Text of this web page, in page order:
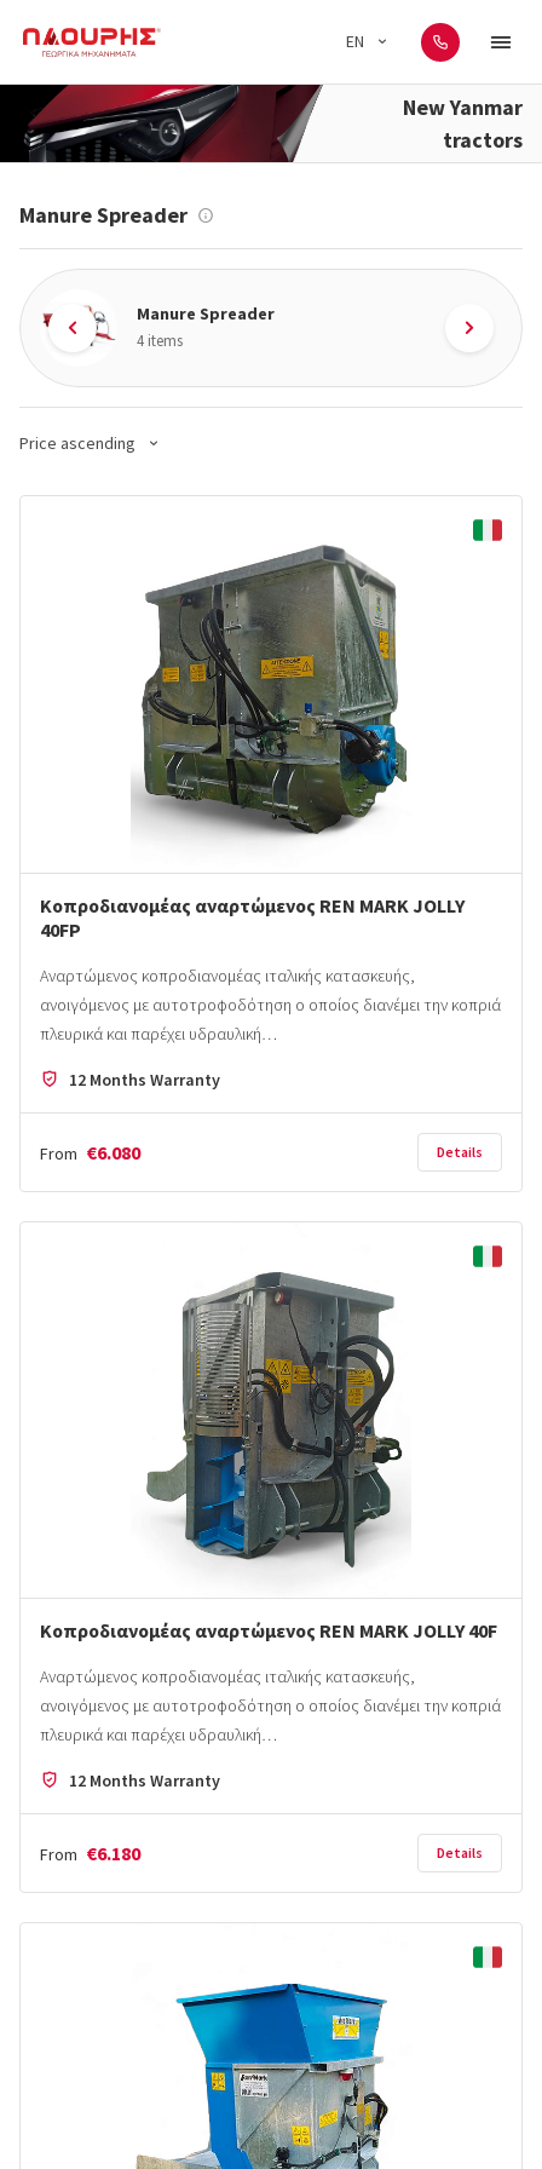
EN
New Yanmar
tractors
Manure Spreader
Manure Spreader
4 items
Price ascending
Κοπροδιανομέας αναρτώμενος REN MARK JOLLY
40FP
Αναρτώμενος κοπροδιανομέας ιταλικής κατασκευής,
ανοιγόμενος με αυτοτροφοδότηση ο οποίος διανέμει την κοπριά
πλευρικά και παρέχει υδραυλική…
12 Months Warranty
From €6.080 Details
Κοπροδιανομέας αναρτώμενος REN MARK JOLLY 40F
Αναρτώμενος κοπροδιανομέας ιταλικής κατασκευής,
ανοιγόμενος με αυτοτροφοδότηση ο οποίος διανέμει την κοπριά
πλευρικά και παρέχει υδραυλική…
12 Months Warranty
From €6.180 Details